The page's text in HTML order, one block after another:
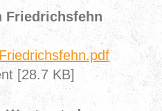
Friedrichsfehn
[28.7 KB]